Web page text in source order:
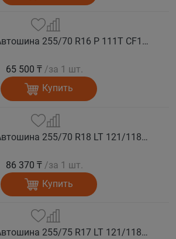
COMFORSER Автошина 255/70 R16 P 111T CF1100 RWL лето
65 500 ₸ /за 1 шт.
Купить
COMFORSER Автошина 255/70 R18 LT 121/118Q CF1100 RWL 10PR лето
86 370 ₸ /за 1 шт.
Купить
COMFORSER Автошина 255/75 R17 LT 121/118S CF1100 10PR OWL лето